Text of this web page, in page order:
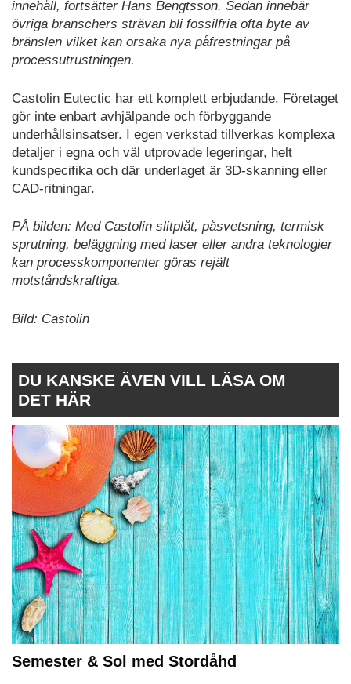
innehåll, fortsätter Hans Bengtsson. Sedan innebär
övriga branschers strävan bli fossilfria ofta byte av
bränslen vilket kan orsaka nya påfrestningar på
processutrustningen.
Castolin Eutectic har ett komplett erbjudande. Företaget
gör inte enbart avhjälpande och förbyggande
underhållsinsatser. I egen verkstad tillverkas komplexa
detaljer i egna och väl utprovade legeringar, helt
kundspecifika och där underlaget är 3D-skanning eller
CAD-ritningar.
PÅ bilden: Med Castolin slitplåt, påsvetsning, termisk
sprutning, beläggning med laser eller andra teknologier
kan processkomponenter göras rejält
motståndskraftiga.
Bild: Castolin
DU KANSKE ÄVEN VILL LÄSA OM
DET HÄR
Semester & Sol med Stordåhd